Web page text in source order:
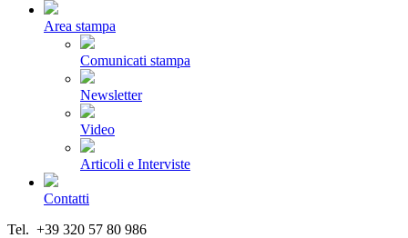
Area stampa
Comunicati stampa
Newsletter
Video
Articoli e Interviste
Contatti
Tel. +39 320 57 80 986